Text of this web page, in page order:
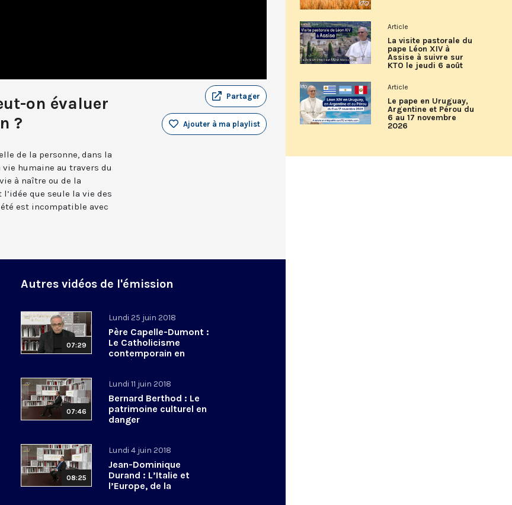
on évaluer
?
Partager
Ajouter à ma playlist
de la personne, dans la
humaine au travers du
à naître ou de la
que seule la vie des
est incompatible avec
Autres vidéos de l'émission
07:29
Lundi 25 juin 2018
Père Capelle-Dumont :
Le Catholicisme
contemporain en
procès
07:46
Lundi 11 juin 2018
Bernard Berthod : Le
patrimoine culturel en
danger
08:25
Lundi 4 juin 2018
Jean-Dominique
Durand : L’Italie et
l’Europe, de la
Article
La visite pastorale du
pape Léon XIV à
Assise à suivre sur
KTO le jeudi 6 août
Article
Le pape en Uruguay,
Argentine et Pérou du
6 au 17 novembre
2026